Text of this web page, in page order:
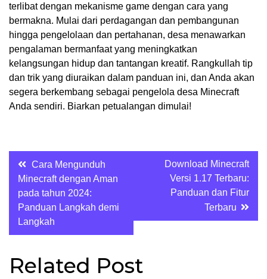
terlibat dengan mekanisme game dengan cara yang
bermakna. Mulai dari perdagangan dan pembangunan
hingga pengelolaan dan pertahanan, desa menawarkan
pengalaman bermanfaat yang meningkatkan
kelangsungan hidup dan tantangan kreatif. Rangkullah tip
dan trik yang diuraikan dalam panduan ini, dan Anda akan
segera berkembang sebagai pengelola desa Minecraft
Anda sendiri. Biarkan petualangan dimulai!
Post
navigation
Cara Mengunduh
Minecraft dengan Aman
pada tahun 2024:
Panduan Langkah demi
Langkah
Download Minecraft
Versi 1.17 Terbaru:
Panduan dan Fitur
Terbaru
Related Post